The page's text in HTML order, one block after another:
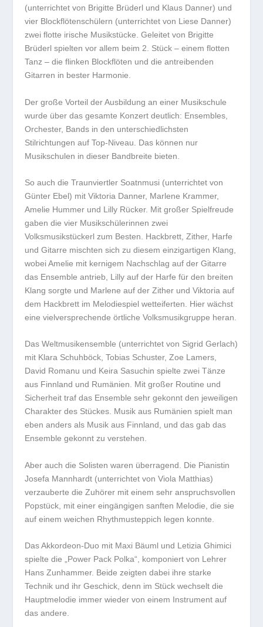
(unterrichtet von Brigitte Brüderl und Klaus Danner) und
vier Blockflötenschülern (unterrichtet von Liese Danner)
zwei flotte irische Musikstücke. Geleitet von Brigitte
Brüderl spielten vor allem beim 2. Stück – einem flotten
Tanz – die flinken Blockflöten und die antreibenden
Gitarren in bester Harmonie.
Der große Vorteil der Ausbildung an einer Musikschule
wurde über das gesamte Konzert deutlich: Ensembles,
Orchester, Bands in den unterschiedlichsten
Stilrichtungen auf Top-Niveau. Das können nur
Musikschulen in dieser Bandbreite bieten.
So auch die Traunviertler Soatnmusi (unterrichtet von
Günter Ebel) mit Viktoria Danner, Marlene Krammer,
Amelie Hummer und Lilly Rücker. Mit großer Spielfreude
gaben die vier Musikschülerinnen zwei
Volksmusikstückerl zum Besten. Hackbrett, Zither, Harfe
und Gitarre mischten sich zu diesem einzigartigen Klang,
wobei Amelie mit kernigem Nachschlag auf der Gitarre
das Ensemble antrieb, Lilly auf der Harfe für den breiten
Klang sorgte und Marlene auf der Zither und Viktoria auf
dem Hackbrett im Melodiespiel wetteiferten. Hier wächst
eine vielversprechende örtliche Volksmusikgruppe heran.
Das Weltmusikensemble (unterrichtet von Sigrid Gerlach)
mit Klara Schuhböck, Tobias Schuster, Zoe Lamers,
David Romanu und Keira Sasuchin spielte zwei Tänze
aus Finnland und Rumänien. Mit großer Routine und
Sicherheit traf das Ensemble sehr gekonnt den jeweiligen
Charakter des Stückes. Musik aus Rumänien spielt man
eben anders als Musik aus Finnland, und das gab das
Ensemble gekonnt zu verstehen.
Aber auch die Solisten waren überragend. Die Pianistin
Josefa Mannhardt (unterrichtet von Viola Matthias)
verzauberte die Zuhörer mit einem sehr anspruchsvollen
Popstück, mit einer eingängigen sanften Melodie, die sie
auf einem weichen Rhythmusteppich legen konnte.
Das Akkordeon-Duo mit Maxi Bäuml und Letizia Ghimici
spielte die „Power Pack Polka“, komponiert von Lehrer
Hans Zunhammer. Beide zeigten dabei ihre starke
Technik und ihr Geschick, denn im Stück wechselt die
Hauptmelodie immer wieder von einem Instrument auf
das andere.